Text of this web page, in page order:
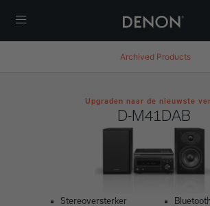
Archived Products
Upgraden naar de nieuwste
D-M41DAB
Stereoversterker